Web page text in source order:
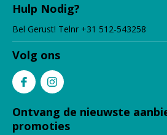
Hulp Nodig?
Bel Gerust! Telnr +31 512-543258
Volg ons
Ontvang de nieuwste
promoties